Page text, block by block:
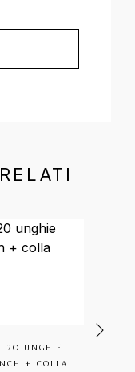
20 UNGHIE
+ COLLA